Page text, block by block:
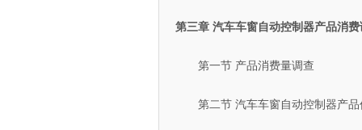
第三章 汽车车窗自动控制器产品消费
第一节 产品消费量调查
第二节 汽车车窗自动控制器产品